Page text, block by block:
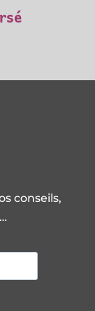
conseils,